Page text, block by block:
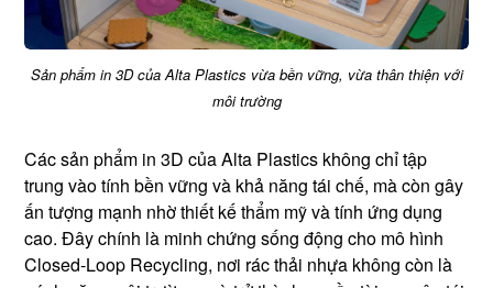
Sản phẩm in 3D của Alta Plastics vừa bền vững, vừa thân thiện với
môi trường
Các sản phẩm in 3D của Alta Plastics không chỉ tập
trung vào tính bền vững và khả năng tái chế, mà còn gây
ấn tượng mạnh nhờ thiết kế thẩm mỹ và tính ứng dụng
cao. Đây chính là minh chứng sống động cho mô hình
Closed-Loop Recycling, nơi rác thải nhựa không còn là